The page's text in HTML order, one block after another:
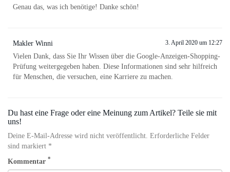
Genau das, was ich benötige! Danke schön!
Makler Winni 3. April 2020 um 12:27
Vielen Dank, dass Sie Ihr Wissen über die Google-Anzeigen-Shopping-
Prüfung weitergegeben haben. Diese Informationen sind sehr hilfreich
für Menschen, die versuchen, eine Karriere zu machen.
Du hast eine Frage oder eine Meinung zum Artikel? Teile sie mit
uns!
Deine E-Mail-Adresse wird nicht veröffentlicht. Erforderliche Felder
sind markiert *
Kommentar *